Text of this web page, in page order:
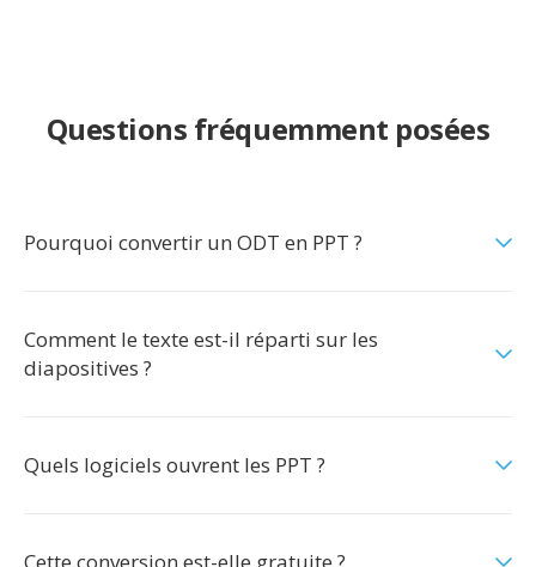
Questions fréquemment posées
Pourquoi convertir un ODT en PPT ?
Comment le texte est-il réparti sur les
diapositives ?
Quels logiciels ouvrent les PPT ?